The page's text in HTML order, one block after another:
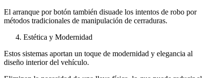
El arranque por botón también disuade los intentos de robo por
métodos tradicionales de manipulación de cerraduras.
Estética y Modernidad
Estos sistemas aportan un toque de modernidad y elegancia al
diseño interior del vehículo.